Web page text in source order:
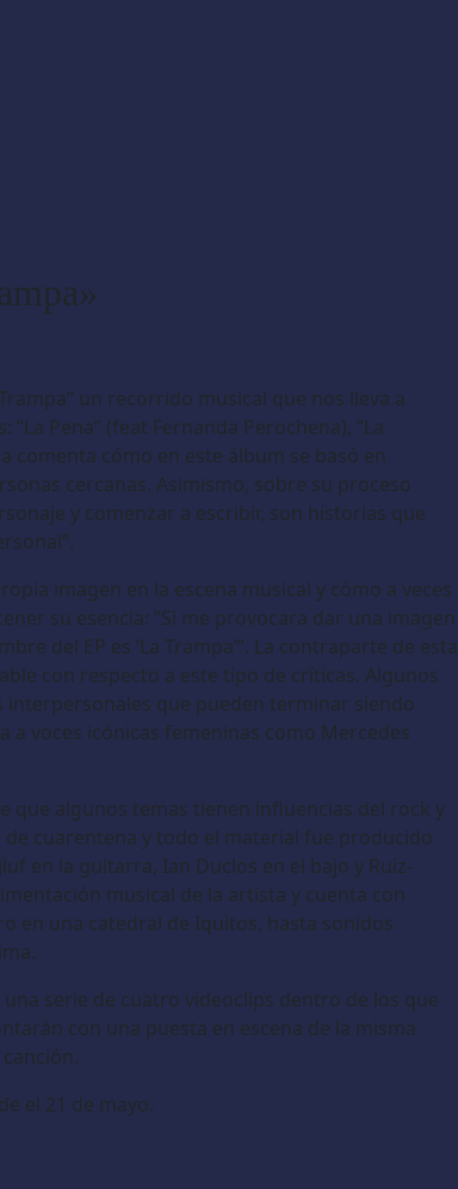
un recorrido musical que nos lleva a
Pena” (feat Fernanda Perochena), “La
comenta cómo en este álbum se basó en
cercanas. Asimismo, sobre su proceso
y comenzar a escribir, son historias que
imagen en la escena musical y cómo a veces
su esencia: “Si me provocara dar una imagen
del EP es ‘La Trampa’”. La contraparte de esta
con respecto a este tipo de críticas. Algunos
interpersonales que pueden terminar siendo
a voces icónicas femeninas como Mercedes
que algunos temas tienen influencias del rock y
cuarentena y todo el material fue producido
en la guitarra, Ian Duclos en el bajo y Ruiz-
musical de la artista y cuenta con
en una catedral de Iquitos, hasta sonidos
serie de cuatro videoclips dentro de los que
con una puesta en escena de la misma
el 21 de mayo.